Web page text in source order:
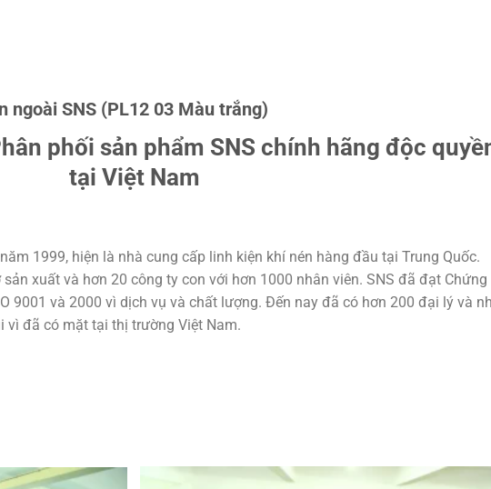
ngoài SNS (PL12 03 Màu trắng)
phối sản phẩm SNS chính hãng độc
tại Việt Nam
1999, hiện là nhà cung cấp linh kiện khí nén hàng đầu tại Trung Quốc.
xuất và hơn 20 công ty con với hơn 1000 nhân viên. SNS đã đạt Chứng
9001 và 2000 vì dịch vụ và chất lượng. Đến nay đã có hơn 200 đại lý và
vì đã có mặt tại thị trường Việt Nam.